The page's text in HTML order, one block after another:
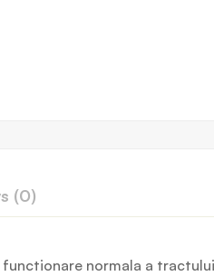
(0)
normala a